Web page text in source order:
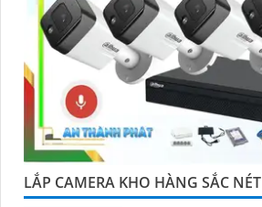
LẮP CAMERA KHO HÀNG SẮC NÉT